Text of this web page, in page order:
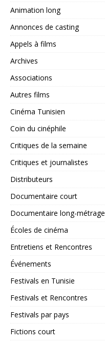
Animation long
Annonces de casting
Appels à films
Archives
Associations
Autres films
Cinéma Tunisien
Coin du cinéphile
Critiques de la semaine
Critiques et journalistes
Distributeurs
Documentaire court
Documentaire long-métrage
Écoles de cinéma
Entretiens et Rencontres
Événements
Festivals en Tunisie
Festivals et Rencontres
Festivals par pays
Fictions court